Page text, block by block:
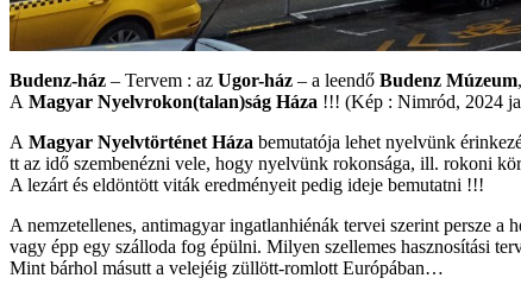
Budenz-ház – Tervem : az Ugor-ház – a leendő Budenz Múzeum
A Magyar Nyelvrokon(talan)ság Háza !!! (Kép : Nimród, 2024
A Magyar Nyelvtörténet Háza bemutatója lehet nyelvünk
tt az idő szembenézni vele, hogy nyelvünk rokonsága, ill. rokoni
A lezárt és eldöntött viták eredményeit pedig ideje bemutatni !!!
A nemzetellenes, antimagyar ingatlanhiénák tervei szerint persze a
vagy épp egy szálloda fog épülni. Milyen szellemes hasznosítási
Mint bárhol másutt a velejéig züllött-romlott Európában…